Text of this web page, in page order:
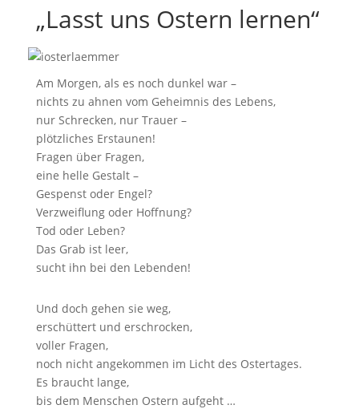
„Lasst uns Ostern lernen“
Am Morgen, als es noch dunkel war –
nichts zu ahnen vom Geheimnis des Lebens,
nur Schrecken, nur Trauer –
plötzliches Erstaunen!
Fragen über Fragen,
eine helle Gestalt –
Gespenst oder Engel?
Verzweiflung oder Hoffnung?
Tod oder Leben?
Das Grab ist leer,
sucht ihn bei den Lebenden!
Und doch gehen sie weg,
erschüttert und erschrocken,
voller Fragen,
noch nicht angekommen im Licht des Ostertages.
Es braucht lange,
bis dem Menschen Ostern aufgeht …